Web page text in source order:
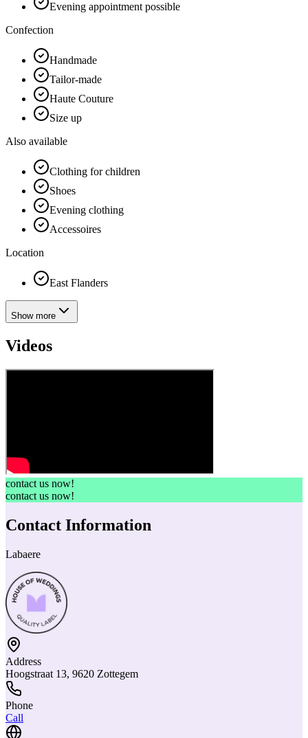
Evening appointment possible
Confection
Handmade
Tailor-made
Haute Couture
Size up
Also available
Clothing for children
Shoes
Evening clothing
Accessoires
Location
East Flanders
Show more
Videos
contact us now!
contact us now!
Contact Information
Labaere
Address
Hoogstraat 13, 9620 Zottegem
Phone
Call